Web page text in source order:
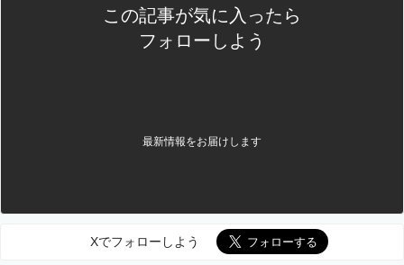
この記事が気に入ったら
フォローしよう
最新情報をお届けします
Xでフォローしよう